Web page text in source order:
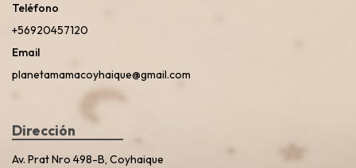
Teléfono
+56920457120
Email
planetamamacoyhaique@gmail.com
Dirección
Av. Prat Nro 498-B, Coyhaique